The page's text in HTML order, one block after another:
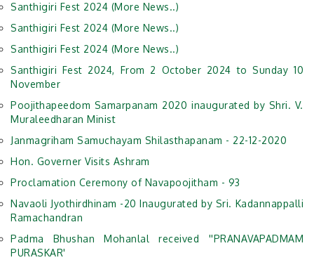
Santhigiri Fest 2024 (More News..)
Santhigiri Fest 2024 (More News..)
Santhigiri Fest 2024 (More News..)
Santhigiri Fest 2024, From 2 October 2024 to Sunday 10
November
Poojithapeedom Samarpanam 2020 inaugurated by Shri. V.
Muraleedharan Minist
Janmagriham Samuchayam Shilasthapanam - 22-12-2020
Hon. Governer Visits Ashram
Proclamation Ceremony of Navapoojitham - 93
Navaoli Jyothirdhinam -20 Inaugurated by Sri. Kadannappalli
Ramachandran
Padma Bhushan Mohanlal received ''PRANAVAPADMAM
PURASKAR'